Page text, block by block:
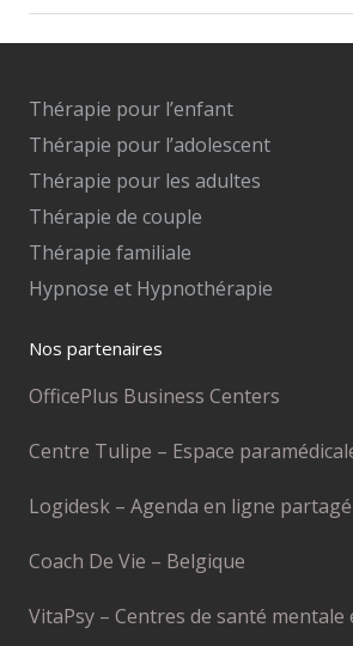
Thérapie pour l’enfant
Thérapie pour l’adolescent
Thérapie pour les adultes
Thérapie de couple
Thérapie familiale
Hypnose et Hypnothérapie
Nos partenaires
OfficePlus Business Centers
Centre Tulipe – Espace
Logidesk – Agenda en ligne partagé
Coach De Vie – Belgique
VitaPsy – Centres de santé